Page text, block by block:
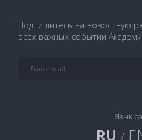
Подпишитесь на новостную
всех важных событий
Язык
RU /